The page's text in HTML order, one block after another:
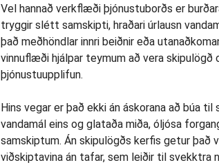
Vel hannað verkflæði þjónustuborðs er
tryggir slétt samskipti, hraðari úrlausn
það meðhöndlar innri beiðnir eða
vinnuflæði hjálpar teymum að vera skipulögð
þjónustuupplifun.
Hins vegar er það ekki án áskorana að búa
vandamál eins og glataða miða, óljósa
samskiptum. Án skipulögðs kerfis getur það
viðskiptavina án tafar, sem leiðir til svekktra